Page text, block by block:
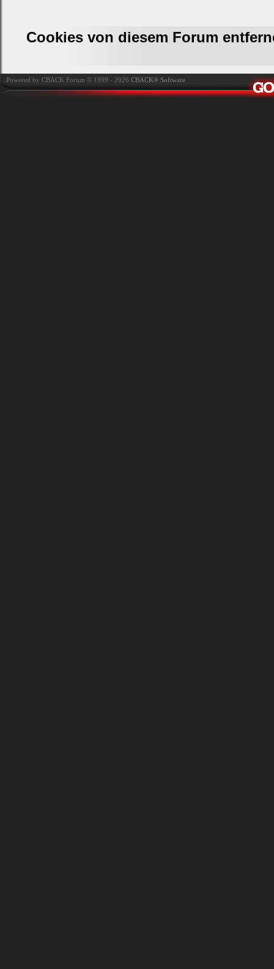
Cookies von diesem Forum
Powered by CBACK Forum © 1999 - 2026CBACK® Software